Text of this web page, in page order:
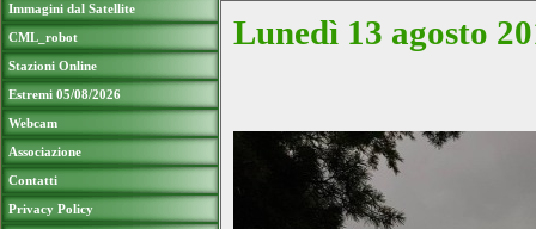
Immagini dal Satellite
CML_robot
Stazioni Online
Estremi 05/08/2026
Webcam
Associazione
Contatti
Privacy Policy
Lunedì 13 agosto